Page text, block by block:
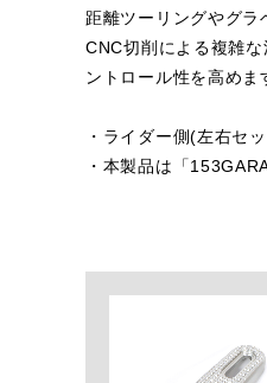
距離ツーリングやグラ
CNC切削による複雑
ントロール性を高めま
・ライダー側(左右セ
・本製品は「